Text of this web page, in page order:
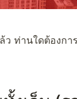
ท่านใดต้องกา